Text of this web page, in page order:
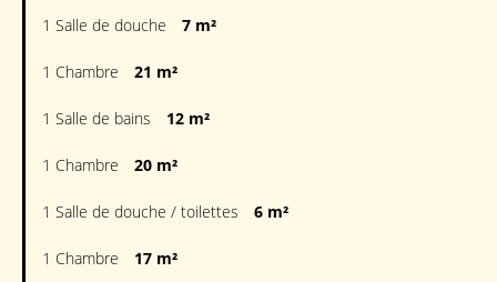
1 Salle de douche 7 m²
1 Chambre 21 m²
1 Salle de bains 12 m²
1 Chambre 20 m²
1 Salle de douche / toilettes 6 m²
1 Chambre 17 m²